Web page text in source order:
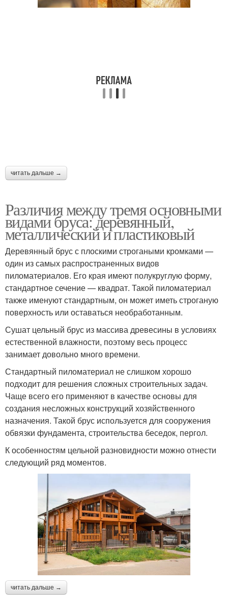
читать дальше →
Различия между тремя основными
видами бруса: деревянный,
металлический и пластиковый
Деревянный брус с плоскими строгаными кромками —
один из самых распространенных видов
пиломатериалов. Его края имеют полукруглую форму,
стандартное сечение — квадрат. Такой пиломатериал
также именуют стандартным, он может иметь строганую
поверхность или оставаться необработанным.
Сушат цельный брус из массива древесины в условиях
естественной влажности, поэтому весь процесс
занимает довольно много времени.
Стандартный пиломатериал не слишком хорошо
подходит для решения сложных строительных задач.
Чаще всего его применяют в качестве основы для
создания несложных конструкций хозяйственного
назначения. Такой брус используется для сооружения
обвязки фундамента, строительства беседок, пергол.
К особенностям цельной разновидности можно отнести
следующий ряд моментов.
читать дальше →